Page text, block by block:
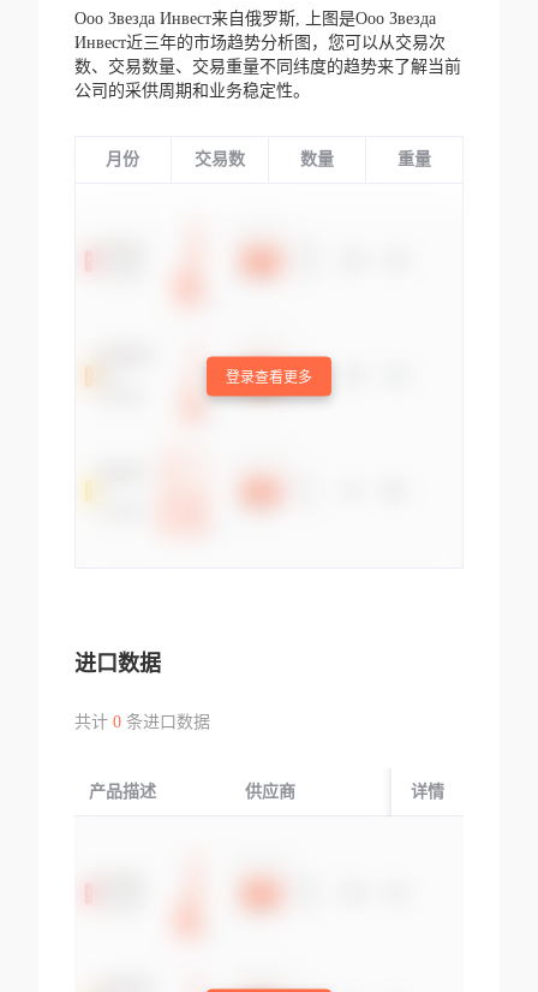
Ооо Звезда Инвест来自俄罗斯,
上图是Ооо Звезда
Инвест近三年的市场趋势分析图，您可以从交易次
数、交易数量、交易重量不同纬度的趋势来了解当前
公司的采供周期和业务稳定性。
月份 交易数 数量 重量
登录查看更多
进口数据
共计 0条进口数据
产品描述 供应商 起运国/地区
详情